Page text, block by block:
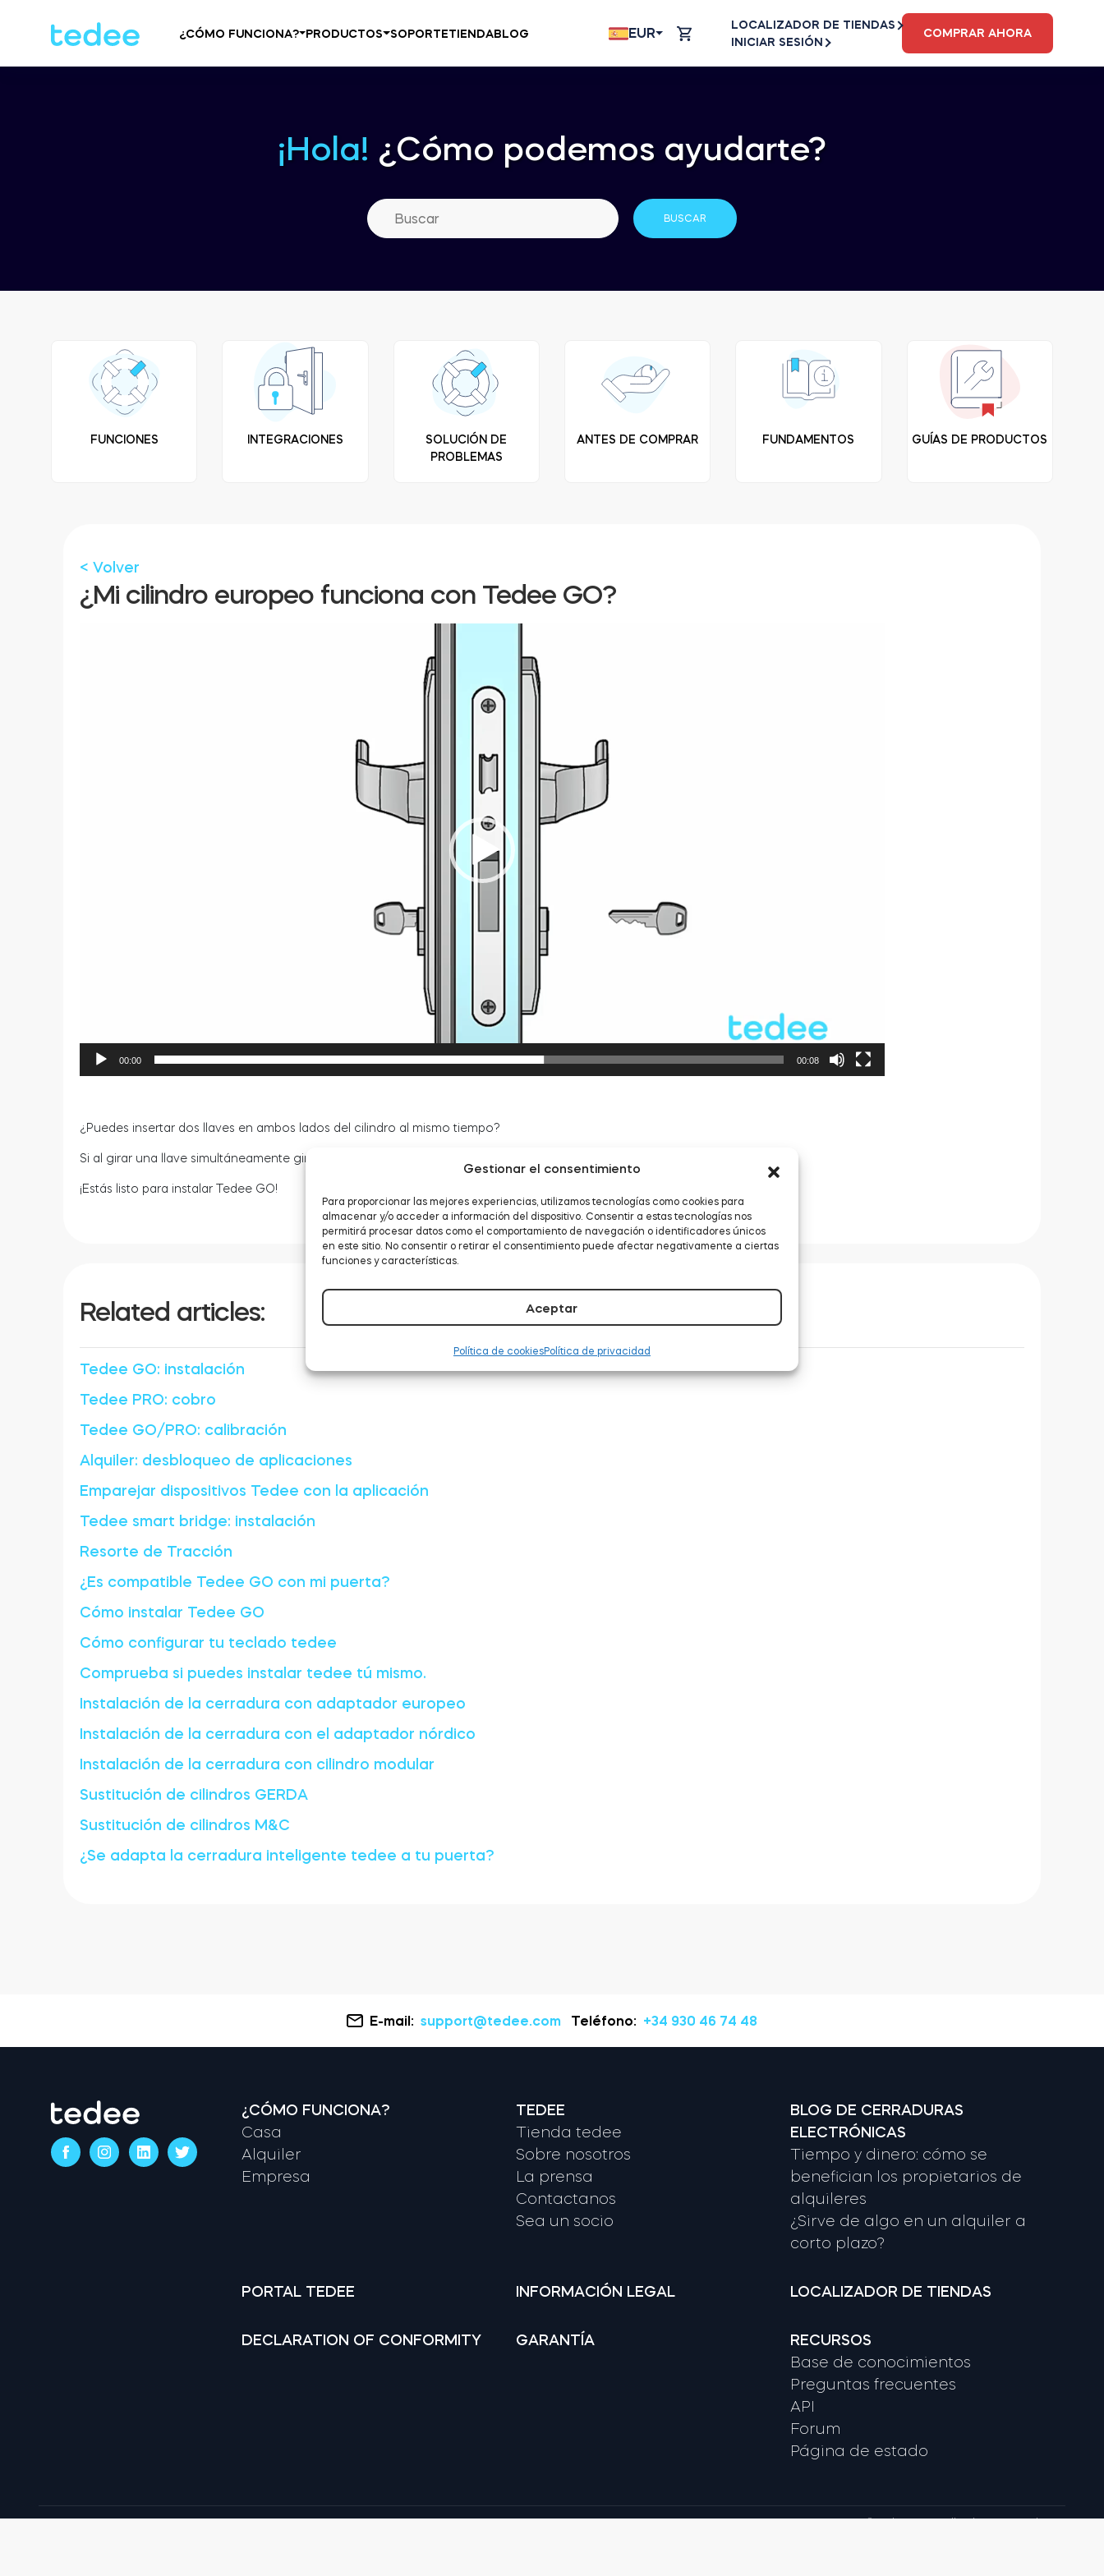
Gestionar el consentimiento
Para proporcionar las mejores experiencias, utilizamos tecnologías como cookies para
almacenar y/o acceder a información del dispositivo. Consentir a estas tecnologías nos
permitirá procesar datos como el comportamiento de navegación o identificadores únicos
en este sitio. No consentir o retirar el consentimiento puede afectar negativamente a ciertas
funciones y características.
Aceptar
Política de cookiesPolítica de privacidad
¿CÓMO FUNCIONA? PRODUCTOS SOPORTETIENDABLOG EUR
LOCALIZADOR DE TIENDAS
INICIAR SESIÓN
COMPRAR AHORA
¡Hola! ¿Cómo podemos ayudarte?
FUNCIONES INTEGRACIONES
SOLUCIÓN DE
PROBLEMAS
ANTES DE COMPRAR FUNDAMENTOS GUÍAS DE PRODUCTOS
< Volver
¿Mi cilindro europeo funciona con Tedee GO?
00:00 00:08
¿Puedes insertar dos llaves en ambos lados del cilindro al mismo tiempo?
Si al girar una llave simultáneamente gira la llave del otro lado, tu cilindro tiene la función de emergencia.
¡Estás listo para instalar Tedee GO!
Related articles:
Tedee GO: instalación
Tedee PRO: cobro
Tedee GO/PRO: calibración
Alquiler: desbloqueo de aplicaciones
Emparejar dispositivos Tedee con la aplicación
Tedee smart bridge: instalación
Resorte de Tracción
¿Es compatible Tedee GO con mi puerta?
Cómo instalar Tedee GO
Cómo configurar tu teclado tedee
Comprueba si puedes instalar tedee tú mismo.
Instalación de la cerradura con adaptador europeo
Instalación de la cerradura con el adaptador nórdico
Instalación de la cerradura con cilindro modular
Sustitución de cilindros GERDA
Sustitución de cilindros M&C
¿Se adapta la cerradura inteligente tedee a tu puerta?
E-mail: support@tedee.com Teléfono: +34 930 46 74 48
¿CÓMO FUNCIONA?
Casa
Alquiler
Empresa
TEDEE
Tienda tedee
Sobre nosotros
La prensa
Contactanos
Sea un socio
BLOG DE CERRADURAS
ELECTRÓNICAS
Tiempo y dinero: cómo se
benefician los propietarios de
alquileres
¿Sirve de algo en un alquiler a
corto plazo?
PORTAL TEDEE INFORMACIÓN LEGAL LOCALIZADOR DE TIENDAS
DECLARATION OF CONFORMITY GARANTÍA
RECURSOS
Base de conocimientos
Preguntas frecuentes
API
Forum
Página de estado
© tedee 2025. All rights reserved.